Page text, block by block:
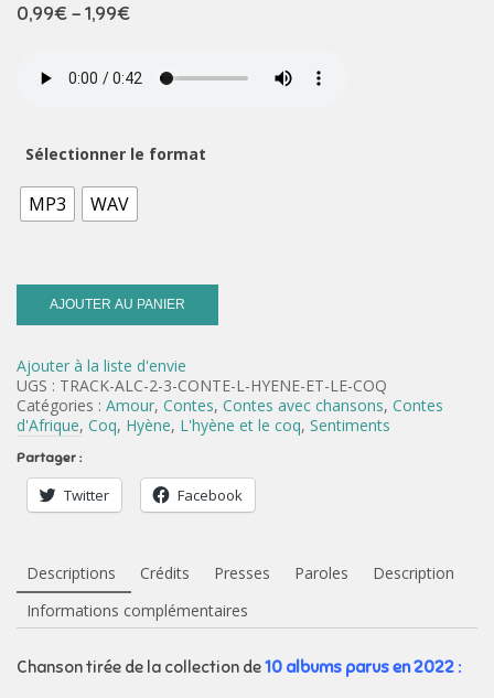
0,99€–1,99€
Sélectionner le format
MP3 WAV
AJOUTER AU PANIER
Ajouter à la liste d'envie
UGS : TRACK-ALC-2-3-CONTE-L-HYENE-ET-LE-COQ
Catégories : Amour, Contes, Contes avec chansons, Contes
d'Afrique, Coq, Hyène, L'hyène et le coq, Sentiments
Partager :
Twitter Facebook
Descriptions Crédits Presses Paroles
Description
Informations complémentaires
Chanson tirée de la collection de10 albums parus en 2022 :